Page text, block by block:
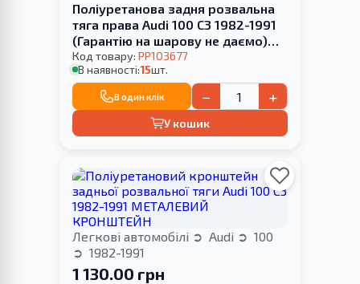
Поліуретанова задня розвальна
тяга права Audi 100 С3 1982-1991
(Гарантію на шарову не даємо)
МЕТАЛЕВИЙ КРОНШТЕЙН
Код товару: PP103677
В наявності:15шт.
В один клік − +
У кошик
Легкові автомобілі Audi
100
1982-1991
1 130.00 грн